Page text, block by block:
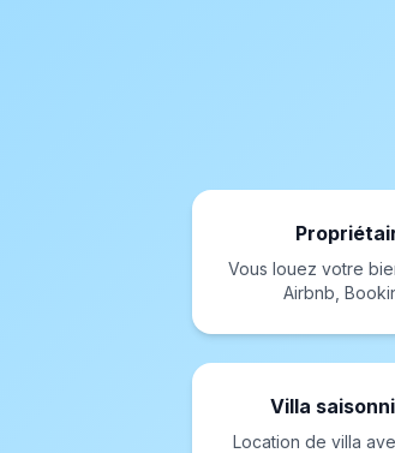
Vous louez votre
Airbnb,
Villa
Location de villa